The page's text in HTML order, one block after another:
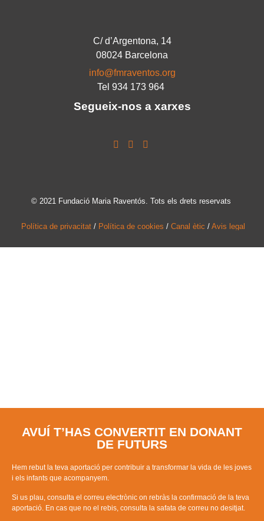
C/ d’Argentona, 14
08024 Barcelona
info@fmraventos.org
Tel 934 173 964
Segueix-nos a xarxes
© 2021 Fundació Maria Raventós. Tots els drets reservats
Política de privacitat / Política de cookies / Canal ètic / Avis legal
AVUÍ T’HAS CONVERTIT EN DONANT
DE FUTURS
Hem rebut la teva aportació per contribuir a transformar la vida de les joves
i els infants que acompanyem.
Si us plau, consulta el correu electrònic on rebràs la confirmació de la teva
aportació. En cas que no el rebis, consulta la safata de correu no desitjat.